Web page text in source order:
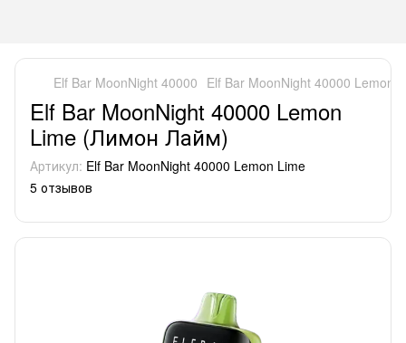
Elf Bar MoonNight 40000 Elf Bar MoonNight 40000 Lemon
Elf Bar MoonNight 40000 Lemon
Lime (Лимон Лайм)
Артикул: Elf Bar MoonNight 40000 Lemon Lime
5 отзывов